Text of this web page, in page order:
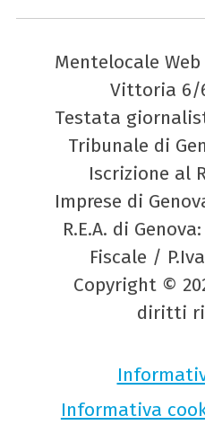
Mentelocale
Vittoria 6/
Testata
Tribunale di
Iscrizione al
Imprese di
R.E.A. di
Fiscale /
Copyright ©
diritti
Informativa